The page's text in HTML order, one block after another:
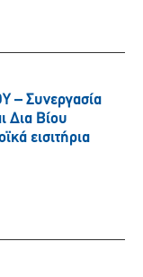
– Συνεργασία
Δια Βίου
εισιτήρια